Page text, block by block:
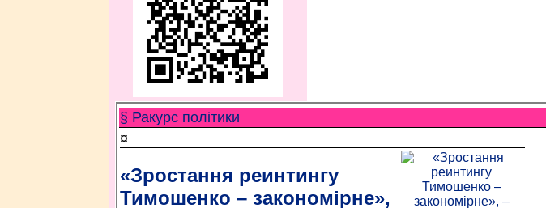
§ Ракурс політики
¤
«Зростання реинтингу
Тимошенко – закономірне»,